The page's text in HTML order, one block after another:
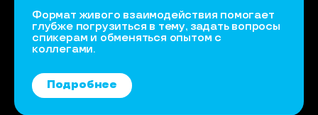
Формат живого взаимодействия помогает
глубже погрузиться в тему, задать вопросы
спикерам и обменяться опытом с
коллегами.
Подробнее